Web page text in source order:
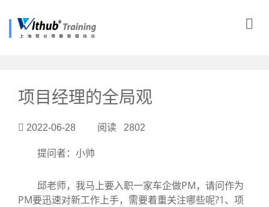
项目经理的全局观
2022-06-28 阅读 2802
提问者：小帅
邱老师，我马上要入职一家车企做PM，请问作为
PM要迅速对新工作上手，需要着重关注哪些呢?1、项